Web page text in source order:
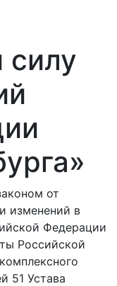
силу
от
изменений в
Федерации
Российской
51 Устава